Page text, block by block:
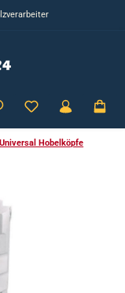
Universal Hobelköpfe